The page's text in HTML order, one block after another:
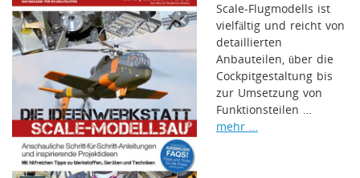
Scale-Flugmodells ist
vielfältig und reicht von
detaillierten
Anbauteilen, über die
Cockpitgestaltung bis
zur Umsetzung von
Funktionsteilen …
mehr …